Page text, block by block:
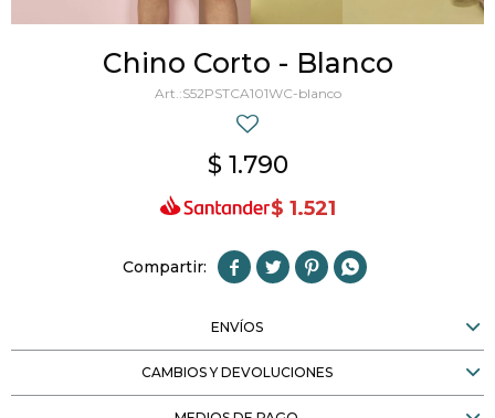
Chino Corto - Blanco
S52PSTCA101WC-blanco
$ 1.790
$ 1.521
   
ENVÍOS
CAMBIOS Y DEVOLUCIONES